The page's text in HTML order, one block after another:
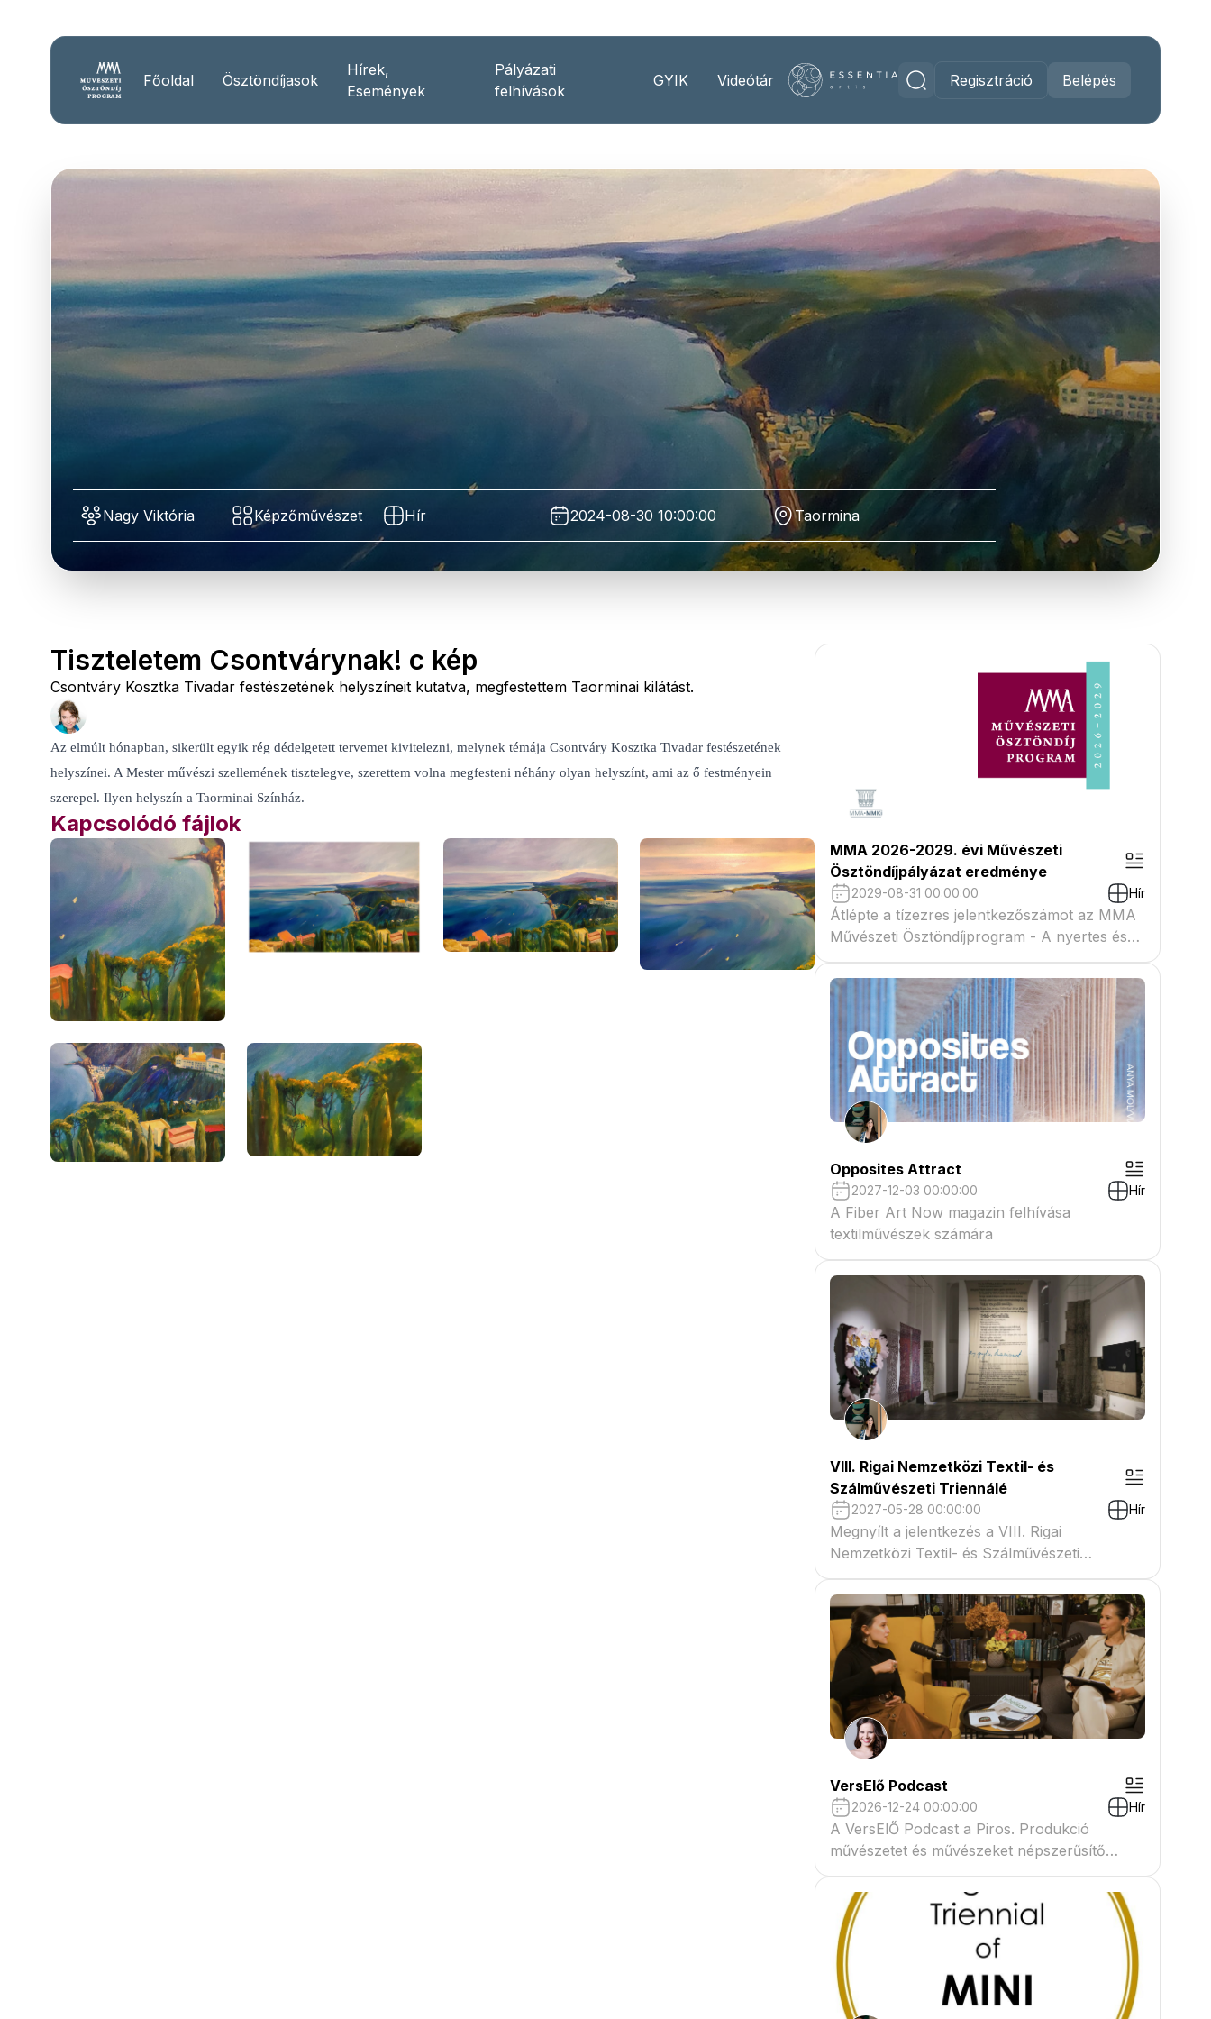
Főoldal Ösztöndíjasok
Hírek,
Események
Pályázati
felhívások
GYIK Videótár Regisztráció Belépés
Nagy Viktória Képzőművészet Hír 2024-08-30 10:00:00 Taormina
Tiszteletem Csontvárynak! c kép
Csontváry Kosztka Tivadar festészetének helyszíneit kutatva, megfestettem Taorminai kilátást.
Az elmúlt hónapban, sikerült egyik rég dédelgetett tervemet kivitelezni, melynek témája Csontváry Kosztka Tivadar festészetének
helyszínei. A Mester művészi szellemének tisztelegve, szerettem volna megfesteni néhány olyan helyszínt, ami az ő festményein
szerepel. Ilyen helyszín a Taorminai Színház.
Kapcsolódó fájlok
MMA 2026-2029. évi Művészeti
Ösztöndíjpályázat eredménye
2029-08-31 00:00:00 Hír
Átlépte a tízezres jelentkezőszámot az MMA
Művészeti Ösztöndíjprogram - A nyertes és
tartaléklistás pályázók névsora megtekinthető
a csatolmányban
Opposites Attract
2027-12-03 00:00:00 Hír
A Fiber Art Now magazin felhívása
textilművészek számára
VIII. Rigai Nemzetközi Textil- és
Szálművészeti Triennálé
2027-05-28 00:00:00 Hír
Megnyílt a jelentkezés a VIII. Rigai
Nemzetközi Textil- és Szálművészeti
Triennáléra
VersElő Podcast
2026-12-24 00:00:00 Hír
A VersElŐ Podcast a Piros. Produkció
művészetet és művészeket népszerűsítő
beszélgető műsora